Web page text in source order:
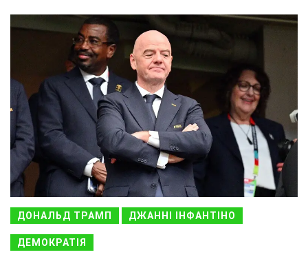
ДОНАЛЬД ТРАМП ДЖАННІ ІНФАНТІНО
ДЕМОКРАТІЯ